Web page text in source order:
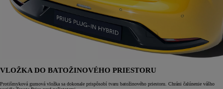
VLOŽKA DO BATOŽINOVÉHO PRIESTORU
Protišmyková gumová vložka sa dokonale prispôsobí tvaru batožinového priestoru. Chráni čalúnenie vášho